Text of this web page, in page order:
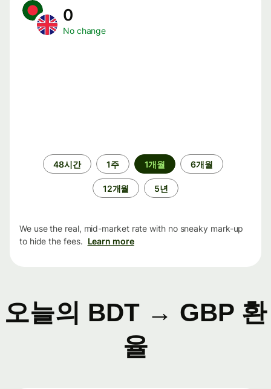
0
No change
48시간 1주 1개월 6개월
12개월 5년
We use the real, mid-market rate with no sneaky mark-up
to hide the fees. Learn more
오늘의 BDT → GBP 환
율